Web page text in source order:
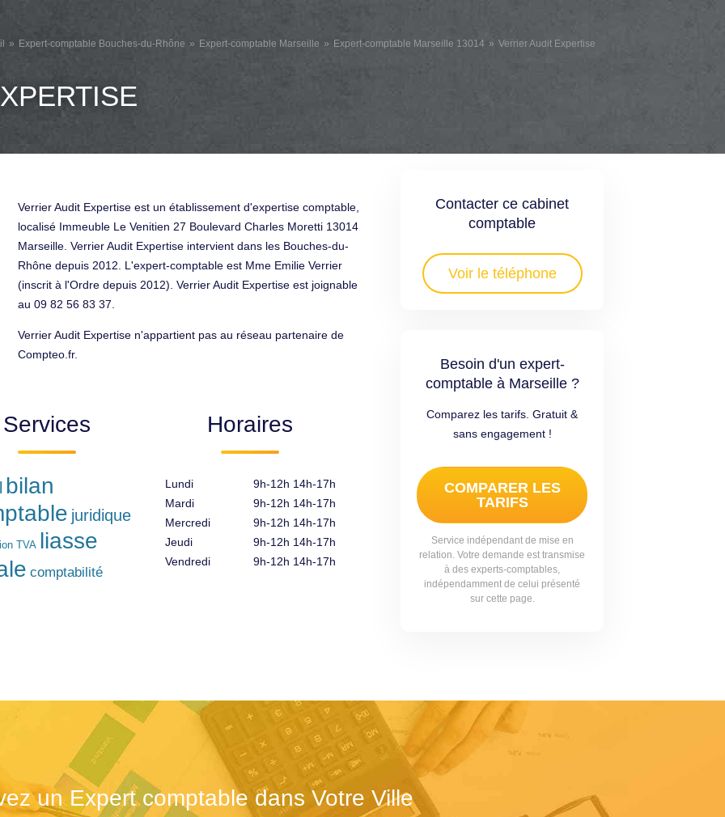
Expert-comptable Bouches-du-Rhône Expert-comptable Marseille Expert-comptable Marseille 13014 Verrier Audit Expertise
Contacter ce cabinet
comptable
Voir le téléphone
Besoin d'un expert-
comptable à Marseille ?
Comparez les tarifs. Gratuit &
sans engagement !
COMPARER LES
TARIFS
Service indépendant de mise en
relation. Votre demande est transmise
à des experts-comptables,
indépendamment de celui présenté
sur cette page.
Verrier Audit Expertise est un établissement d'expertise comptable,
localisé Immeuble Le Venitien 27 Boulevard Charles Moretti 13014
Marseille. Verrier Audit Expertise intervient dans les Bouches-du-
Rhône depuis 2012. L'expert-comptable est Mme Emilie Verrier
(inscrit à l'Ordre depuis 2012). Verrier Audit Expertise est joignable
au 09 82 56 83 37.
Verrier Audit Expertise n'appartient pas au réseau partenaire de
Compteo.fr.
Services
bilan
juridique
TVA liasse
comptabilité
Horaires
Lundi
Mardi
Mercredi
Jeudi
Vendredi
9h-12h 14h-17h
9h-12h 14h-17h
9h-12h 14h-17h
9h-12h 14h-17h
9h-12h 14h-17h
un Expert comptable dans Votre Ville